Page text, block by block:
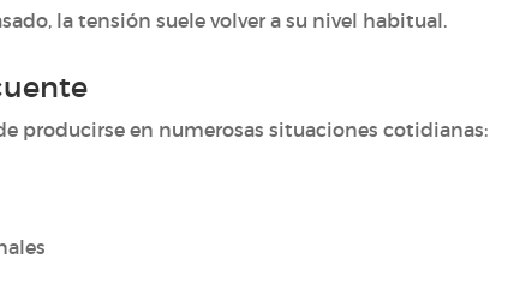
la tensión suele volver a su nivel habitual.
producirse en numerosas situaciones cotidianas: